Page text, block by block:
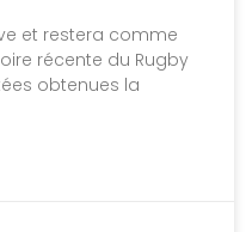
et restera comme
récente du Rugby
obtenues la